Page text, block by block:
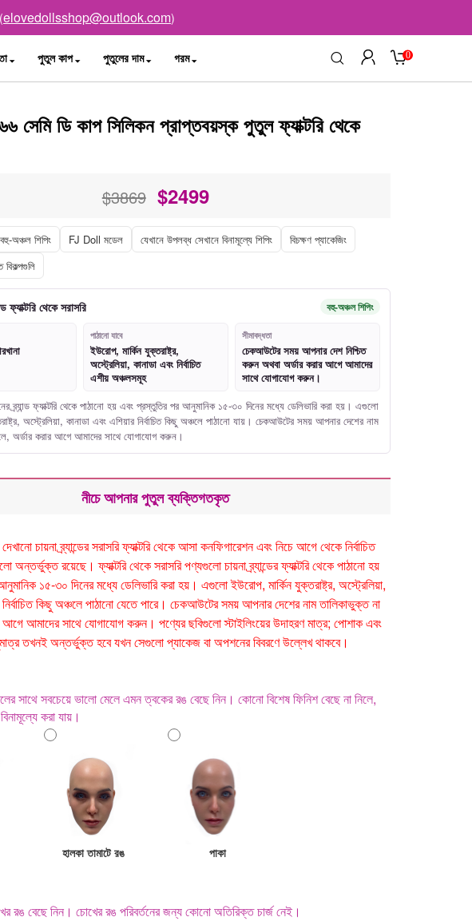
elovedollsshop@outlook.com)
পুতুল কাপ পুতুলের দাম গরম 0
ডি কাপ সিলিকন প্রাপ্তবয়স্ক পুতুল ফ্যাক্টরি থেকে
$3869 $2499
বহু-অঞ্চল শিপিং FJ Doll মডেল যেখানে উপলব্ধ সেখানে বিনামূল্যে শিপিং
বিচক্ষণ প্যাকেজিং
ফ্যাক্টরি থেকে সরাসরি বহু-অঞ্চল শিপিং
পাঠানো যাবে
ইউরোপ, মার্কিন যুক্তরাষ্ট্র,
অস্ট্রেলিয়া, কানাডা এবং নির্বাচিত
এশীয় অঞ্চলসমূহ
সীমাবদ্ধতা
চেকআউটের সময় আপনার দেশ নিশ্চিত
করুন অথবা অর্ডার করার আগে আমাদের
সাথে যোগাযোগ করুন।
ব্র্যান্ড ফ্যাক্টরি থেকে পাঠানো হয় এবং প্রস্তুতির পর আনুমানিক ১৫-৩০ দিনের মধ্যে ডেলিভারি করা হয়। এগুলো
অস্ট্রেলিয়া, কানাডা এবং এশিয়ার নির্বাচিত কিছু অঞ্চলে পাঠানো যায়। চেকআউটের সময় আপনার দেশের নাম
অর্ডার করার আগে আমাদের সাথে যোগাযোগ করুন।
নীচে আপনার পুতুল ব্যক্তিগতকৃত
চায়না ব্র্যান্ডের সরাসরি ফ্যাক্টরি থেকে আসা কনফিগারেশন এবং নিচে আগে থেকে নির্বাচিত
অন্তর্ভুক্ত রয়েছে। ফ্যাক্টরি থেকে সরাসরি পণ্যগুলো চায়না ব্র্যান্ডের ফ্যাক্টরি থেকে পাঠানো হয়
১৫-৩০ দিনের মধ্যে ডেলিভারি করা হয়। এগুলো ইউরোপ, মার্কিন যুক্তরাষ্ট্র, অস্ট্রেলিয়া,
নির্বাচিত কিছু অঞ্চলে পাঠানো যেতে পারে। চেকআউটের সময় আপনার দেশের নাম তালিকাভুক্ত না
আগে আমাদের সাথে যোগাযোগ করুন। পণ্যের ছবিগুলো স্টাইলিংয়ের উদাহরণ মাত্র; পোশাক এবং
তখনই অন্তর্ভুক্ত হবে যখন সেগুলো প্যাকেজ বা অপশনের বিবরণে উল্লেখ থাকবে।
সাথে সবচেয়ে ভালো মেলে এমন ত্বকের রঙ বেছে নিন। কোনো বিশেষ ফিনিশ বেছে না নিলে,
করা যায়।
হালকা তামাটে রঙ পাকা
রঙ বেছে নিন। চোখের রঙ পরিবর্তনের জন্য কোনো অতিরিক্ত চার্জ নেই।